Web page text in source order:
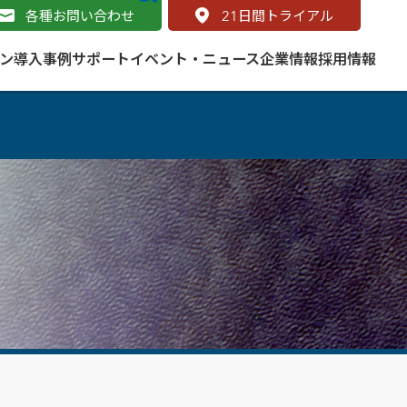
Cloud Service
のマネージドサービス
ング プラットフォーム
路
トモビリティ
導入事例 サポート
理情報システム）とは
解説
学ぼう ArcGIS
ルサイト
学ぶ
スマップ用語集
イベント・ニュース企業情報採用情報
各種お問い合わせ 21 日間トライアル